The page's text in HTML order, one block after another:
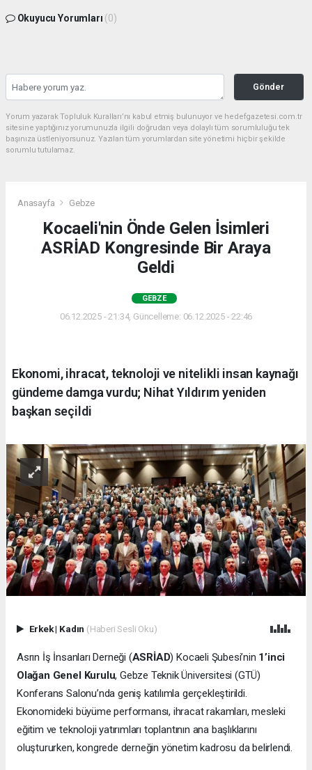
Okuyucu Yorumları (0)
Gönder
Yorum yazarak Topluluk Kuralları’nı kabul etmiş bulunuyor ve hedefgazetesi.com.tr
sitesine yaptığınız yorumunuzla ilgili doğrudan veya dolaylı tüm sorumluluğu tek
başınıza üstleniyorsunuz. Yazılan tüm yorumlardan site yönetimi hiçbir şekilde
sorumlu tutulamaz.
Anasayfa Gebze
Kocaeli'nin Önde Gelen İsimleri
ASRİAD Kongresinde Bir Araya
Geldi
GEBZE
06.12.2025 - 21:34, Güncelleme: 06.12.2025 - 22:46
Ekonomi, ihracat, teknoloji ve nitelikli insan kaynağı
gündeme damga vurdu; Nihat Yıldırım yeniden
başkan seçildi
Erkek| Kadın (Haberi Sesli Oku)
Asrın İş İnsanları Derneği (ASRİAD) Kocaeli Şubesi’nin 1’inci
Olağan Genel Kurulu, Gebze Teknik Üniversitesi (GTÜ)
Konferans Salonu’nda geniş katılımla gerçekleştirildi.
Ekonomideki büyüme performansı, ihracat rakamları, mesleki
eğitim ve teknoloji yatırımları toplantının ana başlıklarını
oluştururken, kongrede derneğin yönetim kadrosu da belirlendi.